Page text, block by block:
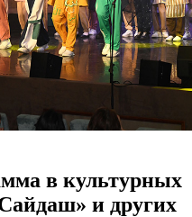
в культурных
и других